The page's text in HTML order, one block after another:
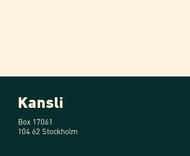
Kansli
Box 17061
104 62 Stockholm